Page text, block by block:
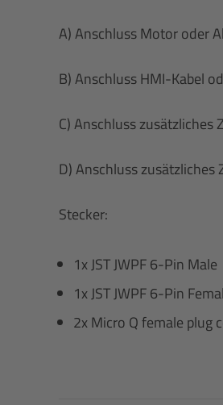
A) Anschluss Motor oder
B) Anschluss HMI-Kabel
C) Anschluss zusätzliches
D) Anschluss
Stecker:
1x JST JWPF 6-Pin Male
1x JST JWPF 6-Pin
2x Micro Q female plug